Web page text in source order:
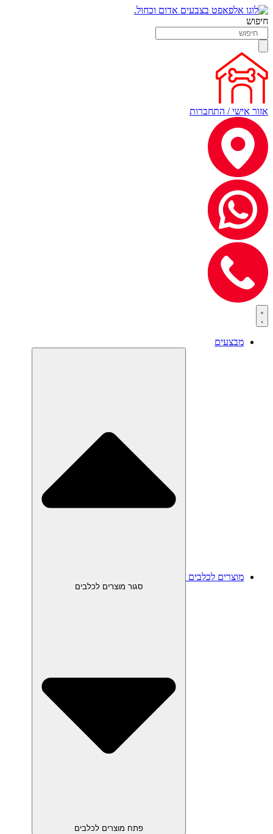
חיפוש
אזור אישי / התחברות
מבצעים
מוצרים לכלבים
סגור מוצרים לכלבים
פתח מוצרים לכלבים